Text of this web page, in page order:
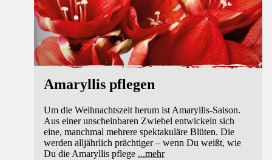
Amaryllis pflegen
Um die Weihnachtszeit herum ist Amaryllis-Saison.
Aus einer unscheinbaren Zwiebel entwickeln sich
eine, manchmal mehrere spektakuläre Blüten. Die
werden alljährlich prächtiger – wenn Du weißt, wie
Du die Amaryllis pflege ...mehr